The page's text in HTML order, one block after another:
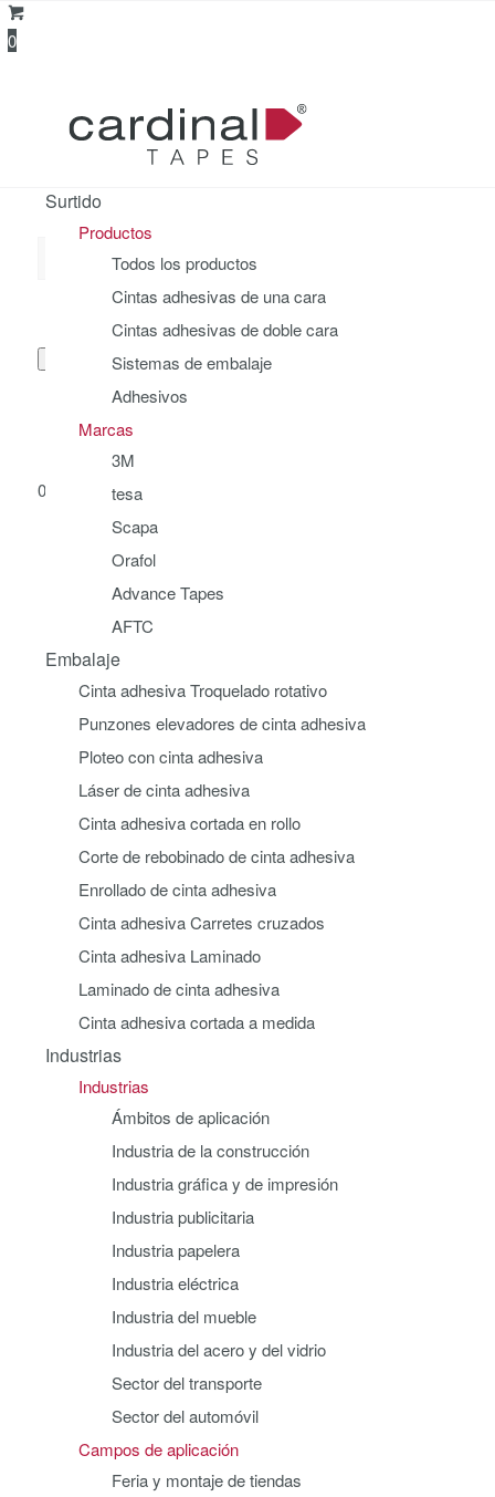
0
0
Surtido
Productos
Todos los productos
Cintas adhesivas de una cara
Cintas adhesivas de doble cara
Sistemas de embalaje
Adhesivos
Marcas
3M
tesa
Scapa
Orafol
Advance Tapes
AFTC
Embalaje
Cinta adhesiva Troquelado rotativo
Punzones elevadores de cinta adhesiva
Ploteo con cinta adhesiva
Láser de cinta adhesiva
Cinta adhesiva cortada en rollo
Corte de rebobinado de cinta adhesiva
Enrollado de cinta adhesiva
Cinta adhesiva Carretes cruzados
Cinta adhesiva Laminado
Laminado de cinta adhesiva
Cinta adhesiva cortada a medida
Industrias
Industrias
Ámbitos de aplicación
Industria de la construcción
Industria gráfica y de impresión
Industria publicitaria
Industria papelera
Industria eléctrica
Industria del mueble
Industria del acero y del vidrio
Sector del transporte
Sector del automóvil
Campos de aplicación
Feria y montaje de tiendas